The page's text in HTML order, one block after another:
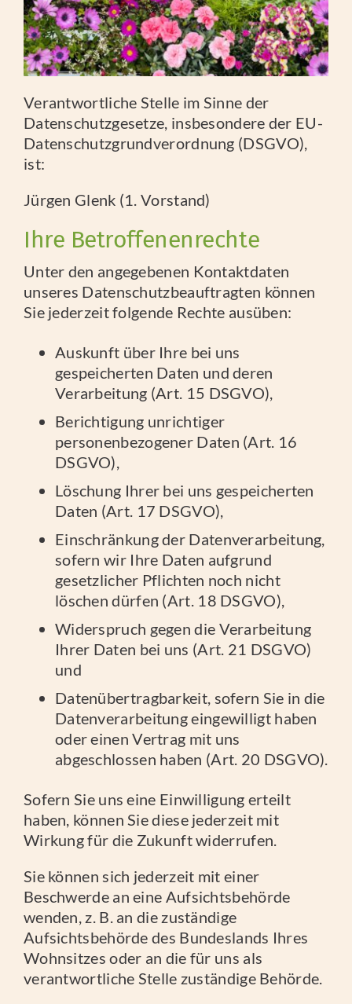
IMPRESSIONEN
UNSERE STREUOBSTWIESE
Verantwortliche Stelle im Sinne der
Datenschutzgesetze, insbesondere der EU-
Datenschutzgrundverordnung (DSGVO),
ist:
Jürgen Glenk (1. Vorstand)
Ihre Betroffenenrechte
Unter den angegebenen Kontaktdaten
unseres Datenschutzbeauftragten können
Sie jederzeit folgende Rechte ausüben:
Auskunft über Ihre bei uns
gespeicherten Daten und deren
Verarbeitung (Art. 15 DSGVO),
Berichtigung unrichtiger
personenbezogener Daten (Art. 16
DSGVO),
Löschung Ihrer bei uns gespeicherten
Daten (Art. 17 DSGVO),
Einschränkung der Datenverarbeitung,
sofern wir Ihre Daten aufgrund
gesetzlicher Pflichten noch nicht
löschen dürfen (Art. 18 DSGVO),
Widerspruch gegen die Verarbeitung
Ihrer Daten bei uns (Art. 21 DSGVO)
und
Datenübertragbarkeit, sofern Sie in die
Datenverarbeitung eingewilligt haben
oder einen Vertrag mit uns
abgeschlossen haben (Art. 20 DSGVO).
Sofern Sie uns eine Einwilligung erteilt
haben, können Sie diese jederzeit mit
Wirkung für die Zukunft widerrufen.
Sie können sich jederzeit mit einer
Beschwerde an eine Aufsichtsbehörde
wenden, z. B. an die zuständige
Aufsichtsbehörde des Bundeslands Ihres
Wohnsitzes oder an die für uns als
verantwortliche Stelle zuständige Behörde.